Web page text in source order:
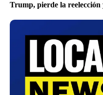
Trump, pierde la reelección